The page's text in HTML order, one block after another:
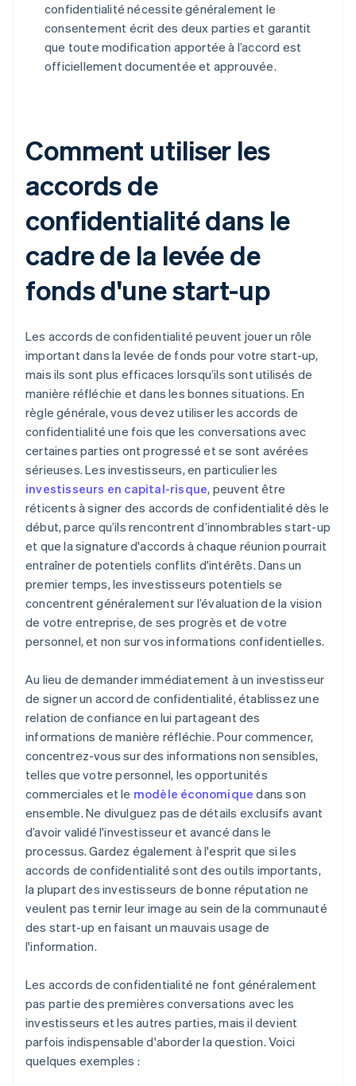
confidentialité nécessite généralement le
consentement écrit des deux parties et garantit
que toute modification apportée à l’accord est
officiellement documentée et approuvée.
Comment utiliser les
accords de
confidentialité dans le
cadre de la levée de
fonds d'une start-up
Les accords de confidentialité peuvent jouer un rôle
important dans la levée de fonds pour votre start-up,
mais ils sont plus efficaces lorsqu’ils sont utilisés de
manière réfléchie et dans les bonnes situations. En
règle générale, vous devez utiliser les accords de
confidentialité une fois que les conversations avec
certaines parties ont progressé et se sont avérées
sérieuses. Les investisseurs, en particulier les
investisseurs en capital-risque, peuvent être
réticents à signer des accords de confidentialité dès le
début, parce qu’ils rencontrent d’innombrables start-up
et que la signature d'accords à chaque réunion pourrait
entraîner de potentiels conflits d'intérêts. Dans un
premier temps, les investisseurs potentiels se
concentrent généralement sur l’évaluation de la vision
de votre entreprise, de ses progrès et de votre
personnel, et non sur vos informations confidentielles.
Au lieu de demander immédiatement à un investisseur
de signer un accord de confidentialité, établissez une
relation de confiance en lui partageant des
informations de manière réfléchie. Pour commencer,
concentrez-vous sur des informations non sensibles,
telles que votre personnel, les opportunités
commerciales et le modèle économique dans son
ensemble. Ne divulguez pas de détails exclusifs avant
d’avoir validé l'investisseur et avancé dans le
processus. Gardez également à l'esprit que si les
accords de confidentialité sont des outils importants,
la plupart des investisseurs de bonne réputation ne
veulent pas ternir leur image au sein de la communauté
des start-up en faisant un mauvais usage de
l'information.
Les accords de confidentialité ne font généralement
pas partie des premières conversations avec les
investisseurs et les autres parties, mais il devient
parfois indispensable d'aborder la question. Voici
quelques exemples :